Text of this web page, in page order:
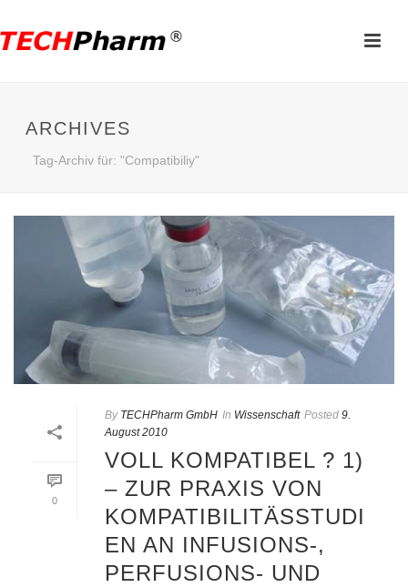
ARCHIVES
Tag-Archiv für: "Compatibiliy"
0
By TECHPharm GmbH In Wissenschaft Posted 9.
August 2010
VOLL KOMPATIBEL ? 1)
– ZUR PRAXIS VON
KOMPATIBILITÄSSTUDI
EN AN INFUSIONS-,
PERFUSIONS- UND